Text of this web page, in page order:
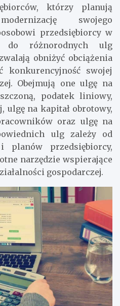
którzy planują
swojego
przedsiębiorcy w
do różnorodnych ulg
obniżyć obciążenia
konkurencyjność swojej
Obejmują one ulgę na
podatek liniowy,
ulgę na kapitał obrotowy,
oraz ulgę na
ulg zależy od
planów przedsiębiorcy,
narzędzie wspierające
gospodarczej.